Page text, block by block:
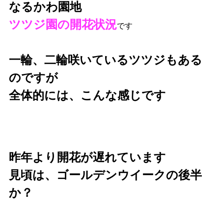
なるかわ園地
ツツジ園の開花状況です
一輪、二輪咲いているツツジもある
のですが
全体的には、こんな感じです
昨年より開花が遅れています
見頃は、ゴールデンウイークの後半
か？